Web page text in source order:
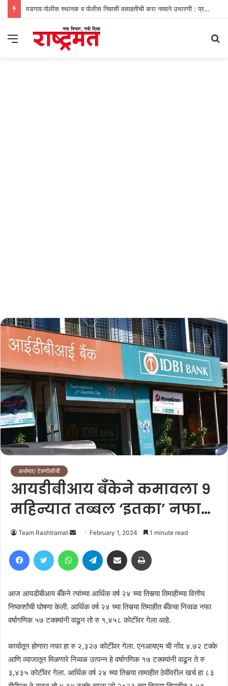
मडगाव पोलीस स्थानक व पोलीस निवासी वसाहतीची करा नव्याने उभारणी : प्रभव नायक
Menu
अर्थमत/ टेक्नॉलॉजी
आयडीबीआय बँकेने कमावला ९
महिन्यात तब्बल ‘इतका’ नफा…
Team Rashtramat
Send
email
February 1, 2024 1 minute read
FacebookTwitter WhatsAppTelegram Share via Email
आज आयडीबीआय बँकेने त्यांच्या आर्थिक वर्ष २४ च्या तिसर्‍या तिमाहीच्या वित्तीय
निष्कर्शांची घोषणा केली. आर्थिक वर्ष २४ च्या तिसर्‍या तिमाहीत बँकेचा निव्वळ नफा
वर्षागणिक ५७ टक्क्यांनी वाढून तो रु १,४५८ कोटींवर गेला आहे.
कार्यातून होणारा नफा हा रु २,३२७ कोटींवर गेला. एनआयएम ची नोंद ४.७२ टक्के
आणि व्याजातून मिळणारे निव्वळ उत्पन्न हे वर्षागणिक १७ टक्क्यांनी वाढून ते रु
३,४३५ कोटींवर गेला. आर्थिक वर्ष २४ च्या ‍तिसर्‍या तामाहीत ठेवींवरील खर्च हा ८३